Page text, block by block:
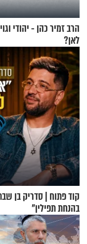
הרב זמיר כהן - יהודי
לאן?
קוד פתוח | סדריק בן
בהנחת תפילין"